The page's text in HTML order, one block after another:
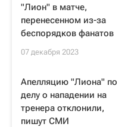
"Лион" в матче,
перенесенном из-за
беспорядков фанатов
07 декабря 2023
Апелляцию "Лиона" по
делу о нападении на
тренера отклонили,
пишут СМИ